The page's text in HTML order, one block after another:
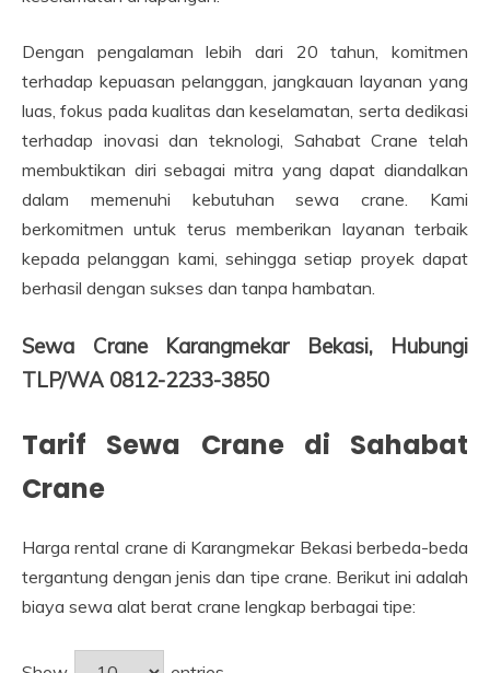
Dengan pengalaman lebih dari 20 tahun, komitmen
terhadap kepuasan pelanggan, jangkauan layanan yang
luas, fokus pada kualitas dan keselamatan, serta dedikasi
terhadap inovasi dan teknologi, Sahabat Crane telah
membuktikan diri sebagai mitra yang dapat diandalkan
dalam memenuhi kebutuhan sewa crane. Kami
berkomitmen untuk terus memberikan layanan terbaik
kepada pelanggan kami, sehingga setiap proyek dapat
berhasil dengan sukses dan tanpa hambatan.
Sewa Crane Karangmekar Bekasi, Hubungi
TLP/WA 0812-2233-3850
Tarif Sewa Crane di Sahabat
Crane
Harga rental crane di Karangmekar Bekasi berbeda-beda
tergantung dengan jenis dan tipe crane. Berikut ini adalah
biaya sewa alat berat crane lengkap berbagai tipe: